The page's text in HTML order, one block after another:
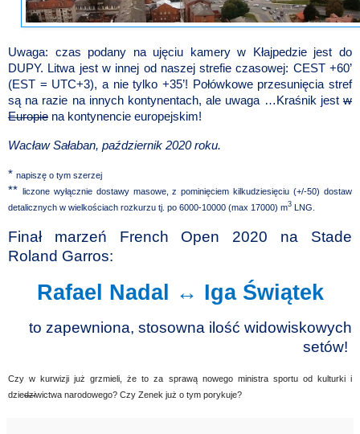
Uwaga: czas podany na ujęciu kamery w Kłajpedzie jest do
DUPY. Litwa jest w innej od naszej strefie czasowej: CEST +60’
(EST = UTC+3), a nie tylko +35’! Połówkowe przesunięcia stref
są na razie na innych kontynentach, ale uwaga …Kraśnik jest w
Europie na kontynencie europejskim!
Wacław Sałaban, październik 2020 roku.
* napiszę o tym szerzej
** liczone wyłącznie dostawy masowe, z pominięciem kilkudziesięciu (+/-50) dostaw
detalicznych w wielkościach rozkurzu tj. po 6000-10000 (max 17000) m3 LNG.
Finał marzeń French Open 2020 na Stade
Roland Garros:
Rafael Nadal ↔ Iga Świątek
to zapewniona, stosowna ilość widowiskowych
setów!
Czy w kurwizji już grzmieli, że to za sprawą nowego ministra sportu od kulturki i
dziedziwictwa narodowego? Czy Zenek już o tym porykuje?